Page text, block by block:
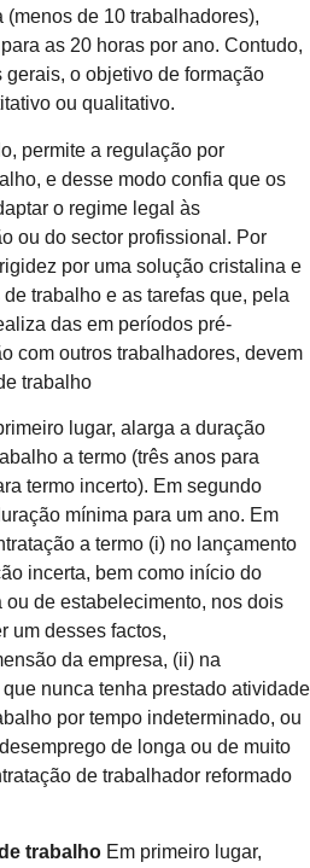
de 10 trabalhadores),
as 20 horas por ano. Contudo,
o objetivo de formação
ou qualitativo.
permite a regulação por
e desse modo confia que os
o regime legal às
ou do sector profissional. Por
por uma solução cristalina e
trabalho e as tarefas que, pela
das em períodos pré-
com outros trabalhadores, devem
trabalho
lugar, alarga a duração
a termo (três anos para
termo incerto). Em segundo
mínima para um ano. Em
a termo (i) no lançamento
incerta, bem como início do
de estabelecimento, nos dois
um desses factos,
da empresa, (ii) na
nunca tenha prestado atividade
por tempo indeterminado, ou
de longa ou de muito
de trabalhador reformado
trabalho Em primeiro lugar,